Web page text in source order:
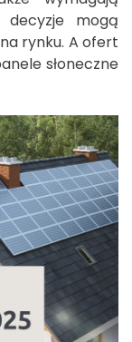
decyzje mogą
rynku. A ofert
słoneczne